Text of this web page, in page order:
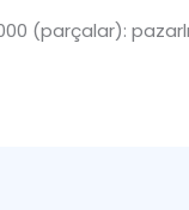
(parçalar):